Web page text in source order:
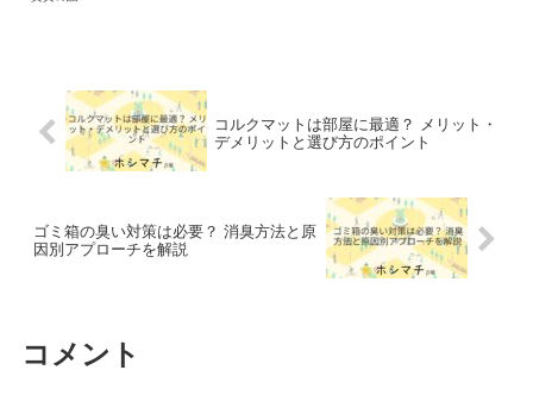
コルクマットは部屋に最適？ メリット・
デメリットと選び方のポイント
ゴミ箱の臭い対策は必要？ 消臭方法と原
因別アプローチを解説
コメント